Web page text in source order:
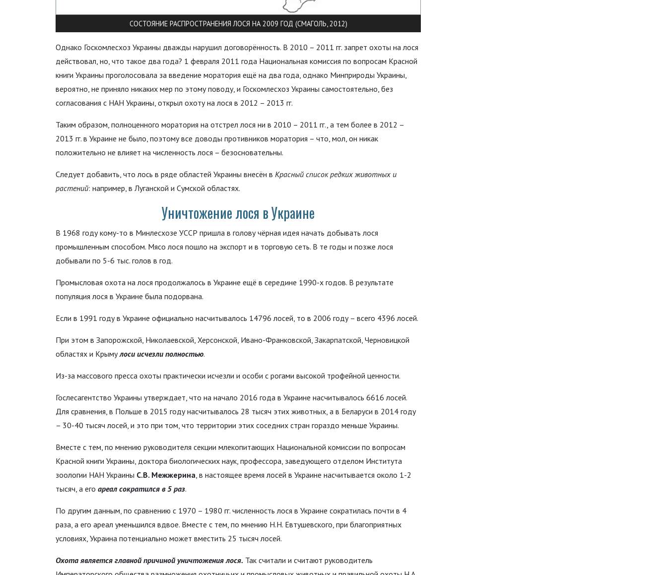
СОСТОЯНИЕ РАСПРОСТРАНЕНИЯ ЛОСЯ НА 2009 ГОД (СМАГОЛЬ, 2012)
Однако Госкомлесхоз Украины дважды нарушил договорённость. В 2010 – 2011 гг. запрет охоты на лося
действовал, но, что такое два года? 1 февраля 2011 года Национальная комиссия по вопросам Красной
книги Украины проголосовала за введение моратория ещё на два года, однако Минприроды Украины,
вероятно, не приняло никаких мер по этому поводу, и Госкомлесхоз Украины самостоятельно, без
согласования с НАН Украины, открыл охоту на лося в 2012 – 2013 гг.
Таким образом, полноценного моратория на отстрел лося ни в 2010 – 2011 гг., а тем более в 2012 –
2013 гг. в Украине не было, поэтому все доводы противников моратория – что, мол, он никак
положительно не влияет на численность лося – безосновательны.
Следует добавить, что лось в ряде областей Украины внесён в Красный список редких животных и
растений: например, в Луганской и Сумской областях.
Уничтожение лося в Украине
В 1968 году кому-то в Минлесхозе УССР пришла в голову чёрная идея начать добывать лося
промышленным способом. Мясо лося пошло на экспорт и в торговую сеть. В те годы и позже лося
добывали по 5-6 тыс. голов в год.
Промысловая охота на лося продолжалось в Украине ещё в середине 1990-х годов. В результате
популяция лося в Украине была подорвана.
Если в 1991 году в Украине официально насчитывалось 14796 лосей, то в 2006 году – всего 4396 лосей.
При этом в Запорожской, Николаевской, Херсонской, Ивано-Франковской, Закарпатской, Черновицкой
областях и Крымулоси исчезли полностью.
Из-за массового пресса охоты практически исчезли и особи с рогами высокой трофейной ценности.
Гослесагентство Украины утверждает, что на начало 2016 года в Украине насчитывалось 6616 лосей.
Для сравнения, в Польше в 2015 году насчитывалось 28 тысяч этих животных, а в Беларуси в 2014 году
– 30-40 тысяч лосей, и это при том, что территории этих соседних стран гораздо меньше Украины.
Вместе с тем, по мнению руководителя секции млекопитающих Национальной комиссии по вопросам
Красной книги Украины, доктора биологических наук, профессора, заведующего отделом Института
зоологии НАН Украины С.В. Межжерина, в настоящее время лосей в Украине насчитывается около 1-2
тысяч, а его ареал сократился в 5 раз.
По другим данным, по сравнению с 1970 – 1980 гг. численность лося в Украине сократилась почти в 4
раза, а его ареал уменьшился вдвое. Вместе с тем, по мнению Н.Н. Евтушевского, при благоприятных
условиях, Украина потенциально может вместить 25 тысяч лосей.
Охота является главной причиной уничтожения лося. Так считали и считают руководитель